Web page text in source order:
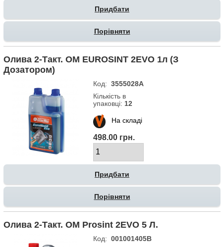
Порівняти
Олива 2-Такт. OM EUROSINT 2EVO 1л (з
Дозатором)
Код: 3555028A
Кількість в
упаковці: 12
На складі
498.00 грн.
Порівняти
Олива 2-Такт. OM Prosint 2EVO 5 Л.
Код: 001001405B